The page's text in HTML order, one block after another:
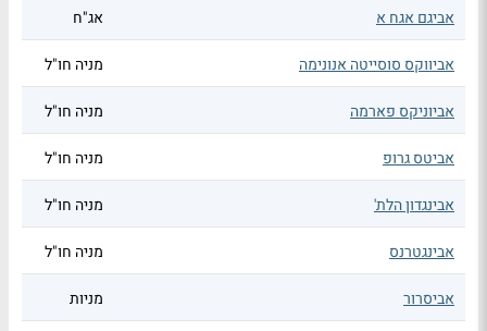
אביגם אגח א אג"ח
אביווקס סוסייטה אנונימה מניה חו"ל
אביוניקס פארמה מניה חו"ל
אביטס גרופ מניה חו"ל
אבינגדון הלת' מניה חו"ל
אבינגטרנס מניה חו"ל
אביסרור מניות